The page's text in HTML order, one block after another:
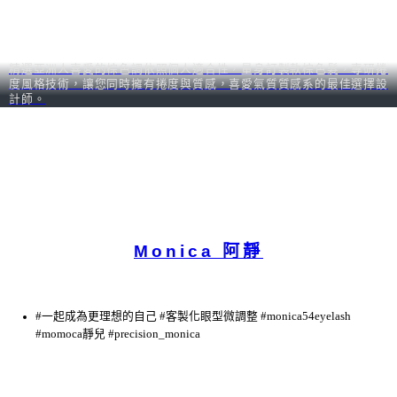
精選亞洲人喜愛的棕色調依照個人適合性，量身訂製款棕色髮，專研捲
度風格技術，讓您同時擁有捲度與質感，喜愛氣質質感系的最佳選擇設
計師。
Monica 阿靜
#一起成為更理想的自己 #客製化眼型微調整 #monica54eyelash
#momoca靜兒 #precision_monica